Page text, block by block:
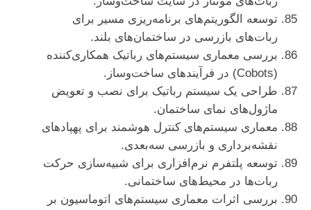
توسعه الگوریتم‌های برنامه‌ریزی مسیر برای
ربات‌های بازرسی در ساختمان‌های بلند.
بررسی معماری سیستم‌های رباتیک همکاری‌کننده
(Cobots) در فرآیندهای ساخت‌وساز.
طراحی یک سیستم رباتیک برای نصب و تعویض
ماژول‌های نمای ساختمان.
معماری سیستم‌های کنترل هوشمند برای پهپادهای
نقشه‌برداری و بازرسی سه‌بعدی.
توسعه پلتفرم نرم‌افزاری برای شبیه‌سازی حرکت
ربات‌ها در محیط‌های ساختمانی.
بررسی اثرات معماری سیستم‌های اتوماسیون بر